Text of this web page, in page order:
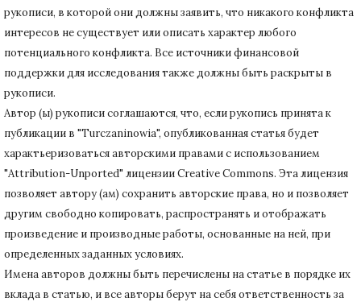
рукописи, в которой они должны заявить, что никакого конфликта
интересов не существует или описать характер любого
потенциального конфликта. Все источники финансовой
поддержки для исследования также должны быть раскрыты в
рукописи.
Автор (ы) рукописи соглашаются, что, если рукопись принята к
публикации в "Turczaninowia", опубликованная статья будет
характьеризоваться авторскими правами с использованием
"Attribution-Unported" лицензии Creative Commons. Эта лицензия
позволяет автору (ам) сохранить авторские права, но и позволяет
другим свободно копировать, распространять и отображать
произведение и производные работы, основанные на ней, при
определенных заданных условиях.
Имена авторов должны быть перечислены на статье в порядке их
вклада в статью, и все авторы берут на себя ответственность за